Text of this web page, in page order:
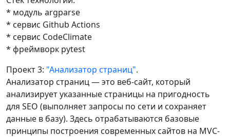
* модуль argparse
* сервис Github Actions
* сервис CodeClimate
* фреймворк pytest
Проект 3: "Анализатор страниц".
Анализатор страниц — это веб-сайт, который
анализирует указанные страницы на пригодность
для SEO (выполняет запросы по сети и сохраняет
данные в базу). Здесь отрабатываются базовые
принципы построения современных сайтов на MVC-